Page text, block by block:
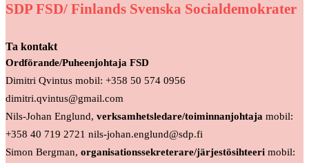
SDP FSD/ Finlands Svenska Socialdemokrater
Ta kontakt
Ordförande/Puheenjohtaja FSD
Dimitri Qvintus mobil: +358 50 574 0956
dimitri.qvintus@gmail.com
Nils-Johan Englund, verksamhetsledare/toiminnanjohtaja mobil:
+358 40 719 2721 nils-johan.englund@sdp.fi
Simon Bergman, organisationssekreterare/järjestösihteeri mobil: